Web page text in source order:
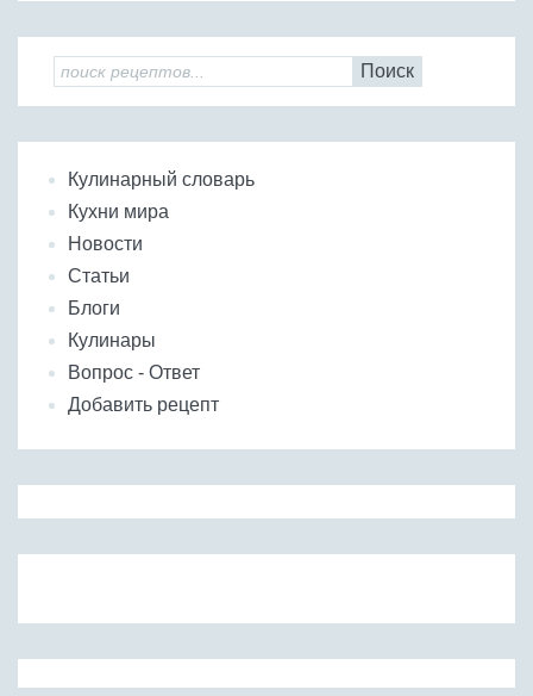
Поиск
Кулинарный словарь
Кухни мира
Новости
Статьи
Блоги
Кулинары
Вопрос - Ответ
Добавить рецепт